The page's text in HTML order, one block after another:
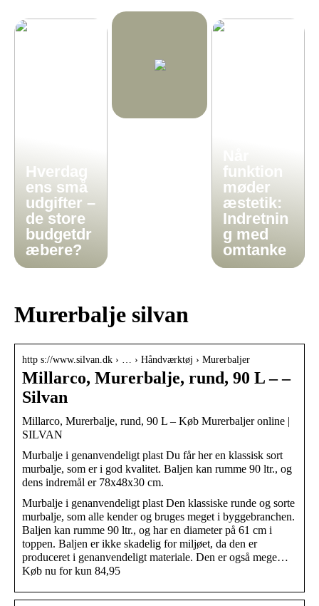
Hverdag
ens små
udgifter –
de store
budgetdr
æbere?
funktion
møder
æstetik:
Indretnin
g med
omtanke
Murerbalje silvan
http s://www.silvan.dk › … › Håndværktøj › Murerbaljer
Millarco, Murerbalje, rund, 90 L – –
Silvan
Millarco, Murerbalje, rund, 90 L – Køb Murerbaljer online |
SILVAN
Murbalje i genanvendeligt plast Du får her en klassisk sort
murbalje, som er i god kvalitet. Baljen kan rumme 90 ltr., og
dens indremål er 78x48x30 cm.
Murbalje i genanvendeligt plast Den klassiske runde og sorte
murbalje, som alle kender og bruges meget i byggebranchen.
Baljen kan rumme 90 ltr., og har en diameter på 61 cm i
toppen. Baljen er ikke skadelig for miljøet, da den er
produceret i genanvendeligt materiale. Den er også mege…
Køb nu for kun 84,95